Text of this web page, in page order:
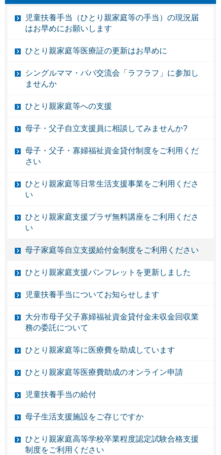
児童扶養手当（ひとり親家庭等の手当）の現況届
はお早めにお願いします
ひとり親家庭等医療証の更新はお早めに
シングルママ・パパ交流会「ラフラフ」に参加し
ませんか
ひとり親家庭等への支援
母子・父子自立支援員に相談してみませんか?
母子・父子・寡婦福祉資金貸付制度をご利用くだ
さい
ひとり親家庭等日常生活支援事業をご利用くださ
い
ひとり親家庭支援プラザ無料講座をご利用くださ
い
母子家庭等自立支援給付金制度をご利用ください
ひとり親家庭支援パンフレットを更新しました
児童扶養手当についてお知らせします
大分市母子父子寡婦福祉資金貸付金未収金回収業
務の委託について
ひとり親家庭等に医療費を助成しています
ひとり親家庭等医療費助成のオンライン申請
児童扶養手当の給付
母子生活支援施設をご存じですか
ひとり親家庭高等学校卒業程度認定試験合格支援
制度をご利用ください